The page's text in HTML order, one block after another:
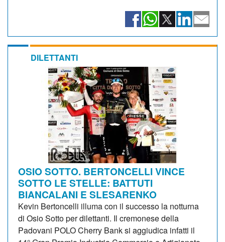
DILETTANTI
OSIO SOTTO. BERTONCELLI VINCE
SOTTO LE STELLE: BATTUTI
BIANCALANI E SLESARENKO
Kevin Bertoncelli illuma con il successo la notturna
di Osio Sotto per dilettanti. Il cremonese della
Padovani POLO Cherry Bank si aggiudica infatti il